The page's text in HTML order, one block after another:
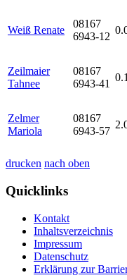
Weiß Renate
08167
6943-12
Zeilmaier
Tahnee
08167
6943-41
Zelmer
Mariola
08167
6943-57
drucken nach oben
Quicklinks
Kontakt
Inhaltsverzeichnis
Impressum
Datenschutz
Erklärung zur